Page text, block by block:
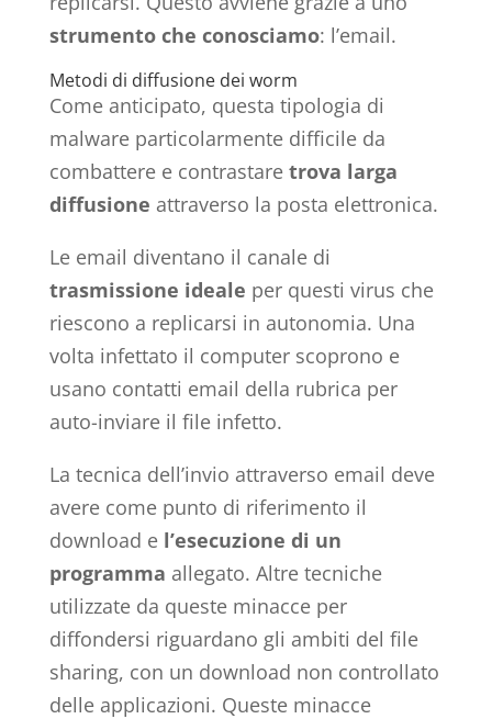
strumento che conosciamo: l’email.
Metodi di diffusione dei worm
Come anticipato, questa tipologia di
malware particolarmente difficile da
combattere e contrastare trova larga
diffusione attraverso la posta elettronica.
Le email diventano il canale di
trasmissione ideale per questi virus che
riescono a replicarsi in autonomia. Una
volta infettato il computer scoprono e
usano contatti email della rubrica per
auto-inviare il file infetto.
La tecnica dell’invio attraverso email deve
avere come punto di riferimento il
download el’esecuzione di un
programma allegato. Altre tecniche
utilizzate da queste minacce per
diffondersi riguardano gli ambiti del file
sharing, con un download non controllato
delle applicazioni. Queste minacce